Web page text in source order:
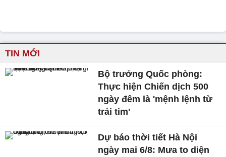
TIN MỚI
Bộ trưởng Quốc phòng:
Thực hiện Chiến dịch 500
ngày đêm là 'mệnh lệnh từ
trái tim'
Dự báo thời tiết Hà Nội
ngày mai 6/8: Mưa to diện